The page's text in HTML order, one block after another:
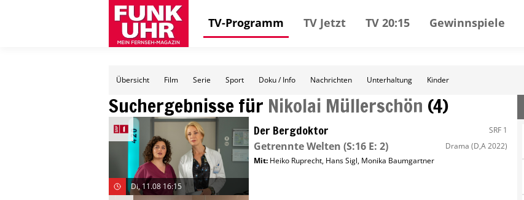
TV-Programm TV Jetzt TV 20:15 Gewinnspiele
Übersicht Film Serie Sport Doku / Info Nachrichten Unterhaltung Kinder
Suchergebnisse für Nikolai Müllerschön (4)
Di, 11.08 16:15
Der Bergdoktor SRF 1
Getrennte Welten (S:16 E: 2) Drama (D,A 2022)
Mit: Heiko Ruprecht, Hans Sigl, Monika Baumgartner